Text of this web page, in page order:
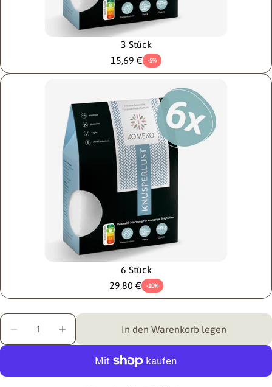
3 Stück
15,69 €
-5%
6 Stück
29,80 €
-10%
Menge
Menge für KOMEKO KNUSPERLUST verringern
Menge für KOMEKO KNUSPERLUST erhöhen
In den Warenkorb legen